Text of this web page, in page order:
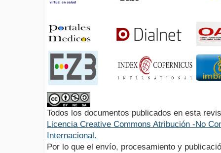
Todos los documentos publicados en esta
Licencia Creative Commons Atribución -No
Internacional.
Por lo que el envío, procesamiento y